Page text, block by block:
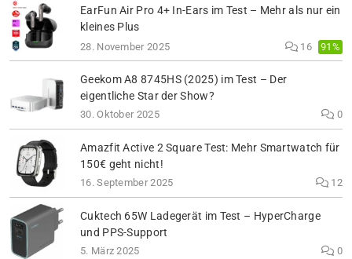
EarFun Air Pro 4+ In-Ears im Test – Mehr als nur ein
kleines Plus
28. November 2025 16 91%
Geekom A8 8745HS (2025) im Test – Der
eigentliche Star der Show?
30. Oktober 2025 0
Amazfit Active 2 Square Test: Mehr Smartwatch für
150€ geht nicht!
16. September 2025 12
Cuktech 65W Ladegerät im Test – HyperCharge
und PPS-Support
5. März 2025 0